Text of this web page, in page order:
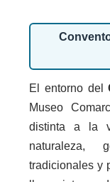
El entorno del
Museo
distinta a la
naturaleza,
tradicionales y